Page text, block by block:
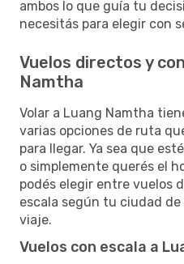
ambos lo que guía tu
necesitás para elegir con
Vuelos directos y
Namtha
Volar a Luang Namtha
varias opciones de ruta
para llegar. Ya sea que
o simplemente querés el
podés elegir entre vuelos
escala según tu ciudad
viaje.
Vuelos con escala a